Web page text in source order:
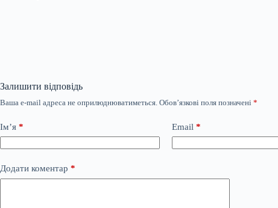
Залишити відповідь
Ваша e-mail адреса не оприлюднюватиметься. Обов’язкові поля позначені *
Ім’я * Email *
Додати коментар *